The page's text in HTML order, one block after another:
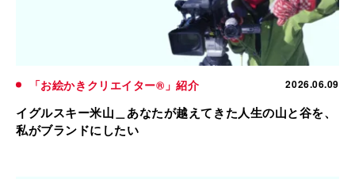
「お絵かきクリエイター®」紹介 2026.06.09
イグルスキー米山＿あなたが越えてきた人生の山と谷を、
私がブランドにしたい